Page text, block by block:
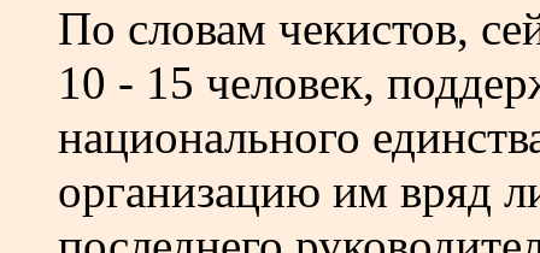
По словам чекистов,
10 - 15 человек,
национального
организацию им вряд